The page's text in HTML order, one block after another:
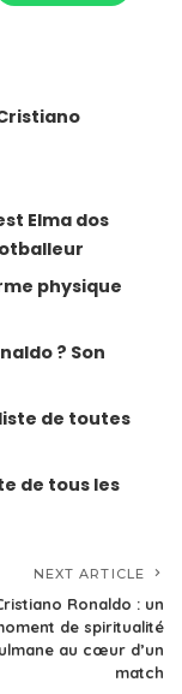
Elma dos
physique
? Son
de toutes
de tous les
NEXT ARTICLE
Ronaldo : un
de spiritualité
au cœur d’un
match